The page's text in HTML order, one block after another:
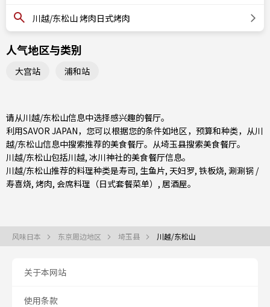
川越/东松山 烤肉日式烤肉
人气地区与类别
大宫站 浦和站
请从川越/东松山信息中选择感兴趣的餐厅。
利用SAVOR JAPAN，您可以根据您的条件如地区，预算和种类，从川
越/东松山信息中搜索推荐的美食餐厅。从埼玉县搜索美食餐厅。
川越/东松山包括川越, 冰川神社的美食餐厅信息。
川越/东松山推荐的料理种类是寿司, 生鱼片, 天妇罗, 铁板烧, 涮涮锅 /
寿喜烧, 烤肉, 会席料理（日式套餐菜单） , 居酒屋。
风味日本 东京周边地区 埼玉县 川越/东松山
关于本网站
使用条款